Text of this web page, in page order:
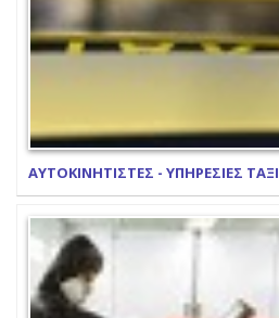
ΑΥΤΟΚΙΝΗΤΙΣΤΕΣ - ΥΠΗΡΕΣΙΕΣ ΤΑΞΙ